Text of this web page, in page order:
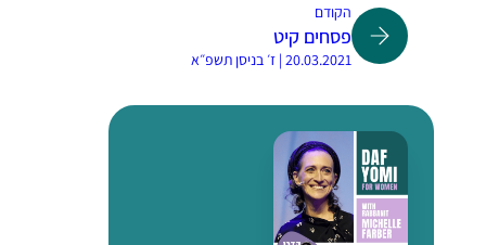
הקודם
פסחים קיט
20.03.2021 | ז׳ בניסן תשפ״א